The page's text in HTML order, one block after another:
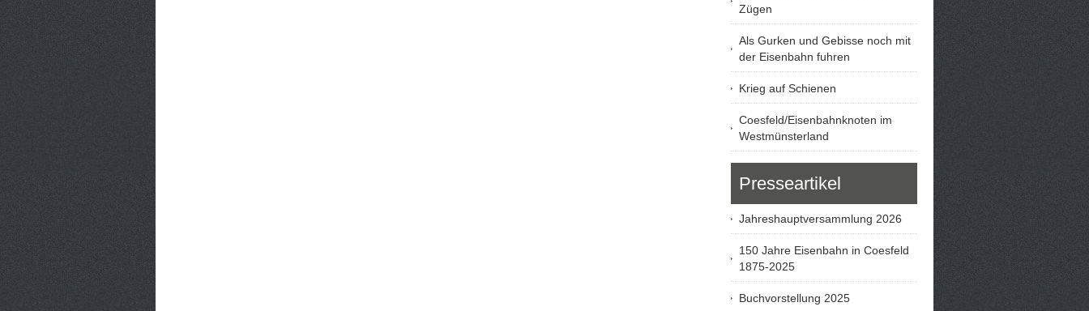
Zügen
Als Gurken und Gebisse noch mit
der Eisenbahn fuhren
Krieg auf Schienen
Coesfeld/Eisenbahnknoten im
Westmünsterland
Presseartikel
Jahreshauptversammlung 2026
150 Jahre Eisenbahn in Coesfeld
1875-2025
Buchvorstellung 2025